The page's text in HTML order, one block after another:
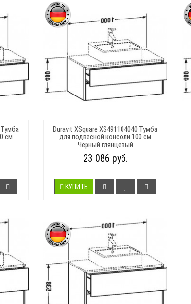
Тумба
см
Duravit XSquare XS491104040 Тумба
для подвесной консоли 100 см
Черный глянцевый
23 086 руб.
КУПИТЬ